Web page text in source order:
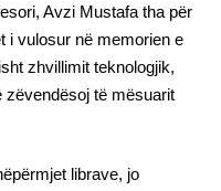
Avzi Mustafa tha për
i vulosur në memorien e
zhvillimit teknologjik,
zëvendësoj të mësuarit
librave, jo